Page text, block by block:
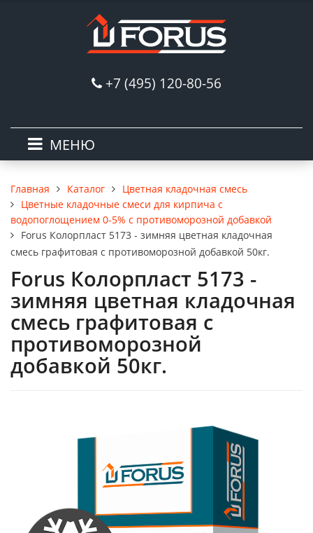
+7 (495) 120-80-56
МЕНЮ
Главная Каталог
Цветная кладочная смесь
Цветные кладочные смеси для кирпича с
водопоглощением 0-5% с противоморозной добавкой
Forus Колорпласт 5173 - зимняя цветная кладочная
смесь графитовая c противоморозной добавкой 50кг.
Forus Колорпласт 5173 -
зимняя цветная кладочная
смесь графитовая c
противоморозной
добавкой 50кг.